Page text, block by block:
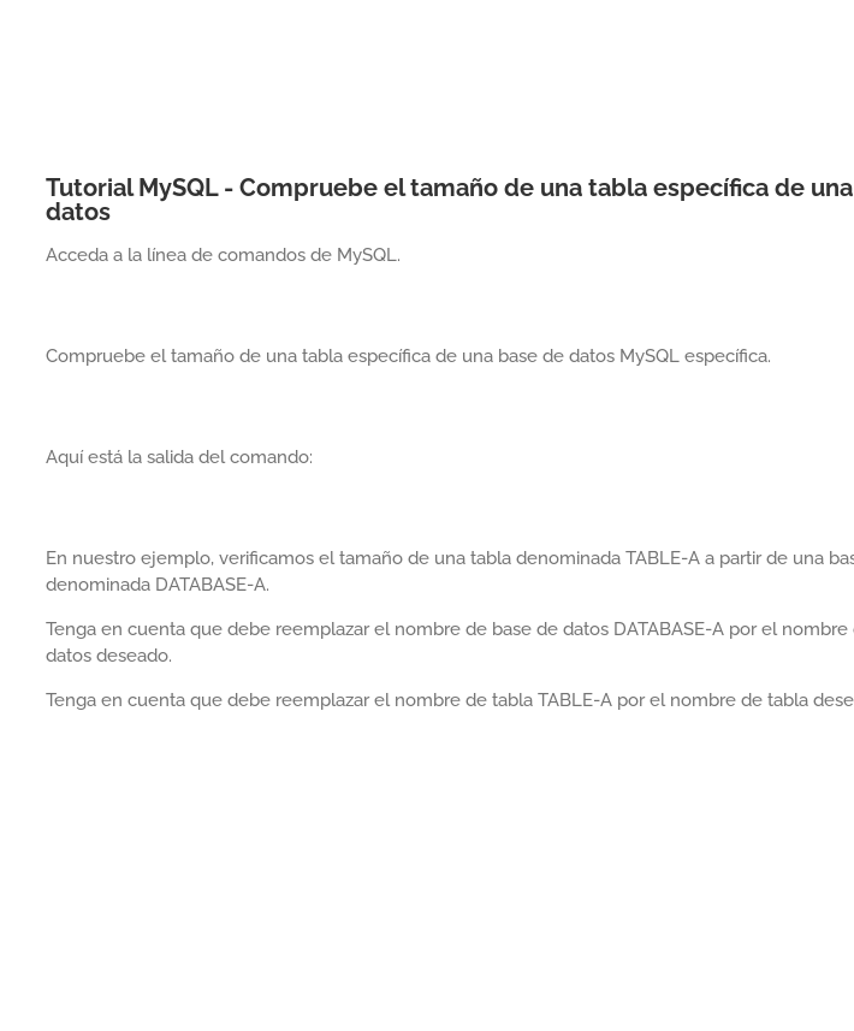
Tutorial MySQL - Compruebe el tamaño de una tabla específica de
datos
Acceda a la línea de comandos de MySQL.
Compruebe el tamaño de una tabla específica de una base de datos MySQL específica.
Aquí está la salida del comando:
En nuestro ejemplo, verificamos el tamaño de una tabla denominada TABLE-A a partir de una
denominada DATABASE-A.
Tenga en cuenta que debe reemplazar el nombre de base de datos DATABASE-A por el nombre
datos deseado.
Tenga en cuenta que debe reemplazar el nombre de tabla TABLE-A por el nombre de tabla